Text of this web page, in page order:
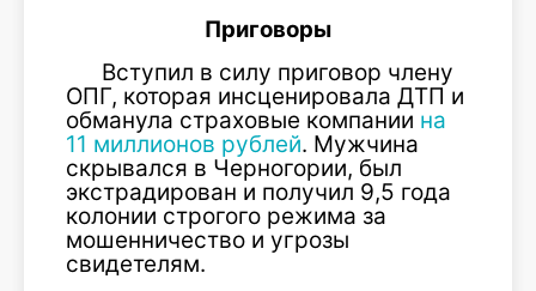
Приговоры
Вступил в силу приговор члену
ОПГ, которая инсценировала ДТП и
обманула страховые компании на
11 миллионов рублей. Мужчина
скрывался в Черногории, был
экстрадирован и получил 9,5 года
колонии строгого режима за
мошенничество и угрозы
свидетелям.